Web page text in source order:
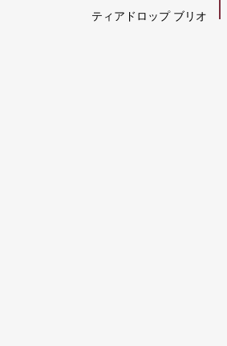
ゴールデンムーンスト
ーン
ティアドロップ ブリオ